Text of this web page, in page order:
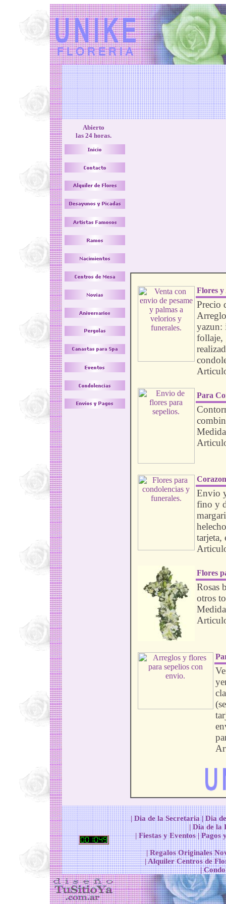
Abierto
las 24 horas.
Flores y
Precio
yazun:
follaje,
Para
Envio
fino y
tarjeta,
Flores
Rosas
otros
|Dia de la Secretaria|Dia
|Dia de la
|Fiestas y Eventos|Pagos
|Regalos Originales
|Alquiler Centros de
|